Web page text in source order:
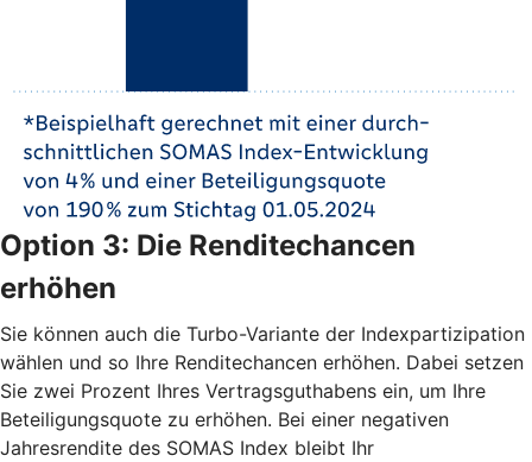
Option 3: Die Renditechancen
erhöhen
Sie können auch die Turbo-Variante der Indexpartizipation
wählen und so Ihre Renditechancen erhöhen. Dabei setzen
Sie zwei Prozent Ihres Vertragsguthabens ein, um Ihre
Beteiligungsquote zu erhöhen. Bei einer negativen
Jahresrendite des SOMAS Index bleibt Ihr